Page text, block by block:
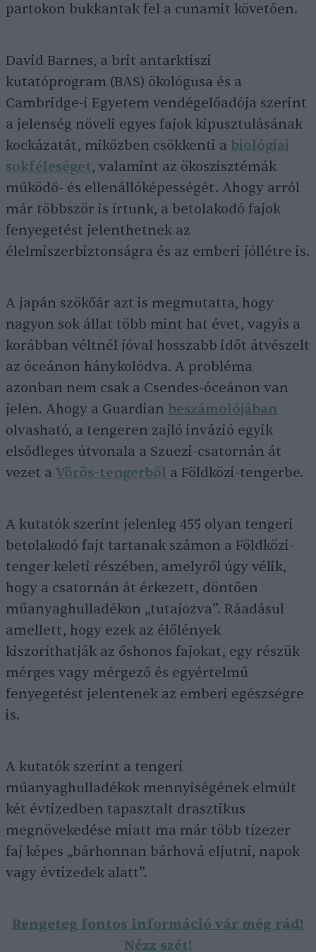
partokon bukkantak fel a cunamit követően.
David Barnes, a brit antarktiszi
kutatóprogram (BAS) ökológusa és a
Cambridge-i Egyetem vendégelőadója szerint
a jelenség növeli egyes fajok kipusztulásának
kockázatát, miközben csökkenti a biológiai
sokféleséget, valamint az ökoszisztémák
működő- és ellenállóképességét. Ahogy arról
már többször is írtunk, a betolakodó fajok
fenyegetést jelenthetnek az
élelmiszerbiztonságra és az emberi jóllétre is.
A japán szökőár azt is megmutatta, hogy
nagyon sok állat több mint hat évet, vagyis a
korábban véltnél jóval hosszabb időt átvészelt
az óceánon hánykolódva. A probléma
azonban nem csak a Csendes-óceánon van
jelen. Ahogy a Guardian beszámolójában
olvasható, a tengeren zajló invázió egyik
elsődleges útvonala a Szuezi-csatornán át
vezet a Vörös-tengerből a Földközi-tengerbe.
A kutatók szerint jelenleg 455 olyan tengeri
betolakodó fajt tartanak számon a Földközi-
tenger keleti részében, amelyről úgy vélik,
hogy a csatornán át érkezett, döntően
műanyaghulladékon „tutajozva”. Ráadásul
amellett, hogy ezek az élőlények
kiszoríthatják az őshonos fajokat, egy részük
mérges vagy mérgező és egyértelmű
fenyegetést jelentenek az emberi egészségre
is.
A kutatók szerint a tengeri
műanyaghulladékok mennyiségének elmúlt
két évtizedben tapasztalt drasztikus
megnövekedése miatt ma már több tízezer
faj képes „bárhonnan bárhová eljutni, napok
vagy évtizedek alatt”.
Rengeteg fontos információ vár még rád!
Nézz szét!